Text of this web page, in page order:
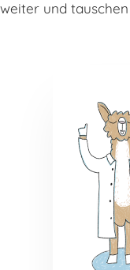
weiter und tauschen